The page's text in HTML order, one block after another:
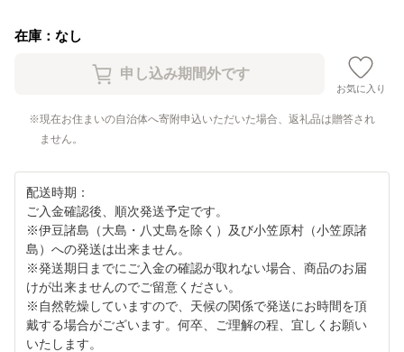
在庫：なし
お気に入り
現在お住まいの自治体へ寄附申込いただいた場合、返礼品は贈答され
ません。
配送時期：
ご入金確認後、順次発送予定です。
※伊豆諸島（大島・八丈島を除く）及び小笠原村（小笠原諸
島）への発送は出来ません。
※発送期日までにご入金の確認が取れない場合、商品のお届
けが出来ませんのでご留意ください。
※自然乾燥していますので、天候の関係で発送にお時間を頂
戴する場合がございます。何卒、ご理解の程、宜しくお願い
いたします。